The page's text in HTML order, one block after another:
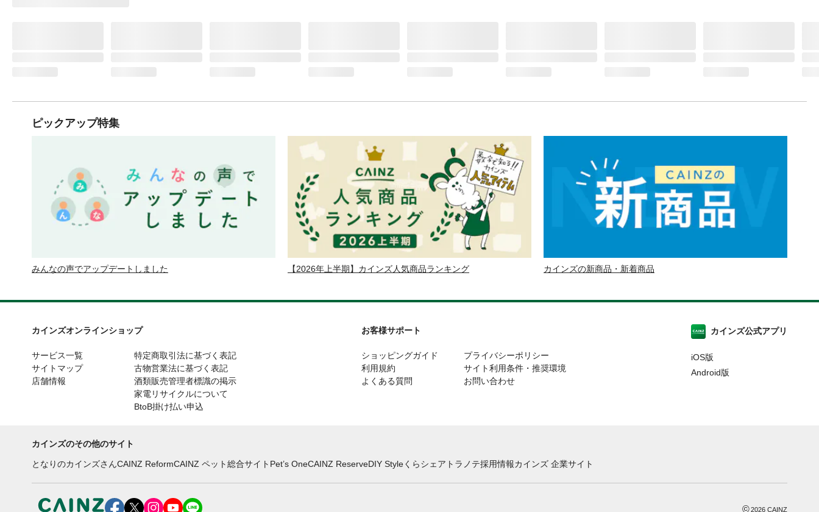
ピックアップ特集
みんなの声でアップデートしました 【2026年上半期】カインズ人気商品ランキング カインズの新商品・新着商品
カインズオンラインショップ
サービス一覧
サイトマップ
店舗情報
特定商取引法に基づく表記
古物営業法に基づく表記
酒類販売管理者標識の掲示
家電リサイクルについて
BtoB掛け払い申込
お客様サポート
ショッピングガイド
利用規約
よくある質問
プライバシーポリシー
サイト利用条件・推奨環境
お問い合わせ
カインズ公式アプリ
iOS版
Android版
カインズのその他のサイト
となりのカインズさんCAINZ ReformCAINZ ペット総合サイト Pet’s OneCAINZ ReserveDIY Styleくらシェア トラノテ採用情報カインズ 企業サイト
©2026 CAINZ